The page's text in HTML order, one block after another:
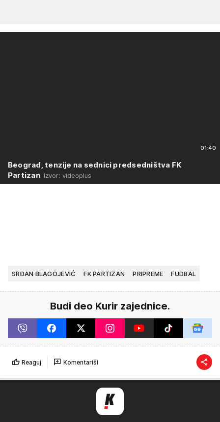
01:40
Beograd, tenzije na sednici predsedništva FK
PartizanIzvor: videoplus
SRĐAN BLAGOJEVIĆ FK PARTIZAN PRIPREME FUDBAL
Budi deo Kurir zajednice.
Reaguj Komentariši